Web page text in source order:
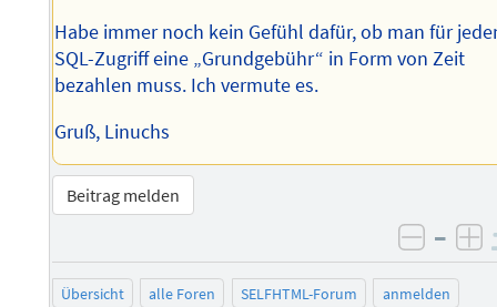
Habe immer noch kein Gefühl dafür, ob man für
SQL-Zugriff eine „Grundgebühr“ in Form von Zeit
bezahlen muss. Ich vermute es.
Gruß, Linuchs
Beitrag melden
–
Übersicht alle Foren SELFHTML-Forum
anmelden